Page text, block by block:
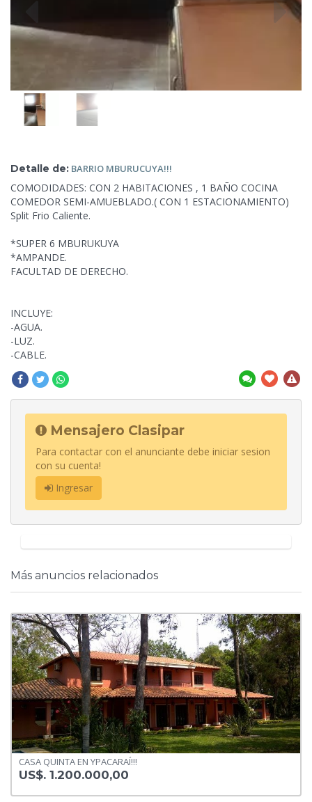
Detalle de: BARRIO MBURUCUYA!!!
COMODIDADES: CON 2 HABITACIONES , 1 BAÑO COCINA
COMEDOR SEMI-AMUEBLADO.( CON 1 ESTACIONAMIENTO)
Split Frio Caliente.
*SUPER 6 MBURUKUYA
*AMPANDE.
FACULTAD DE DERECHO.
INCLUYE:
-AGUA.
-LUZ.
-CABLE.
Mensajero Clasipar
Para contactar con el anunciante debe iniciar sesion
con su cuenta!
Ingresar
Más anuncios relacionados
CASA QUINTA EN YPACARAÍ!!!
US$. 1.200.000,00